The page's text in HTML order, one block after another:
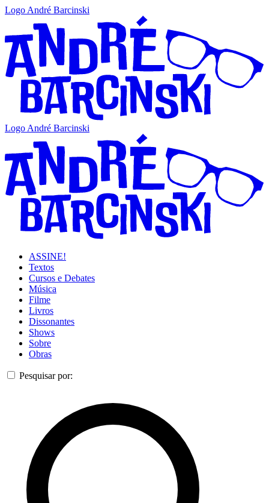
Logo André Barcinski
Logo André Barcinski
ASSINE!
Textos
Cursos e Debates
Música
Filme
Livros
Dissonantes
Shows
Sobre
Obras
Pesquisar por: